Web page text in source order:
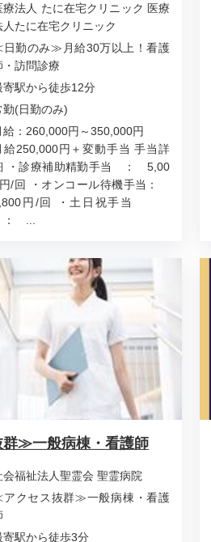
療法人 たに在宅クリニック 医療
人たに在宅クリニック
勤のみ≫月給30万以上！看護
・訪問診療
寄駅から徒歩12分
勤(日勤のみ)
給：260,000円～350,000円
給250,000円＋変動手当 手当詳
・診療補助精勤手当 ： 5,00
/回 ・オンコール待機手当：
円/回 ・土日祝手当
...
≫一般病棟・看護師
会福祉法人聖霊会 聖霊病院
クセス抜群≫一般病棟・看護
寄駅から徒歩3分